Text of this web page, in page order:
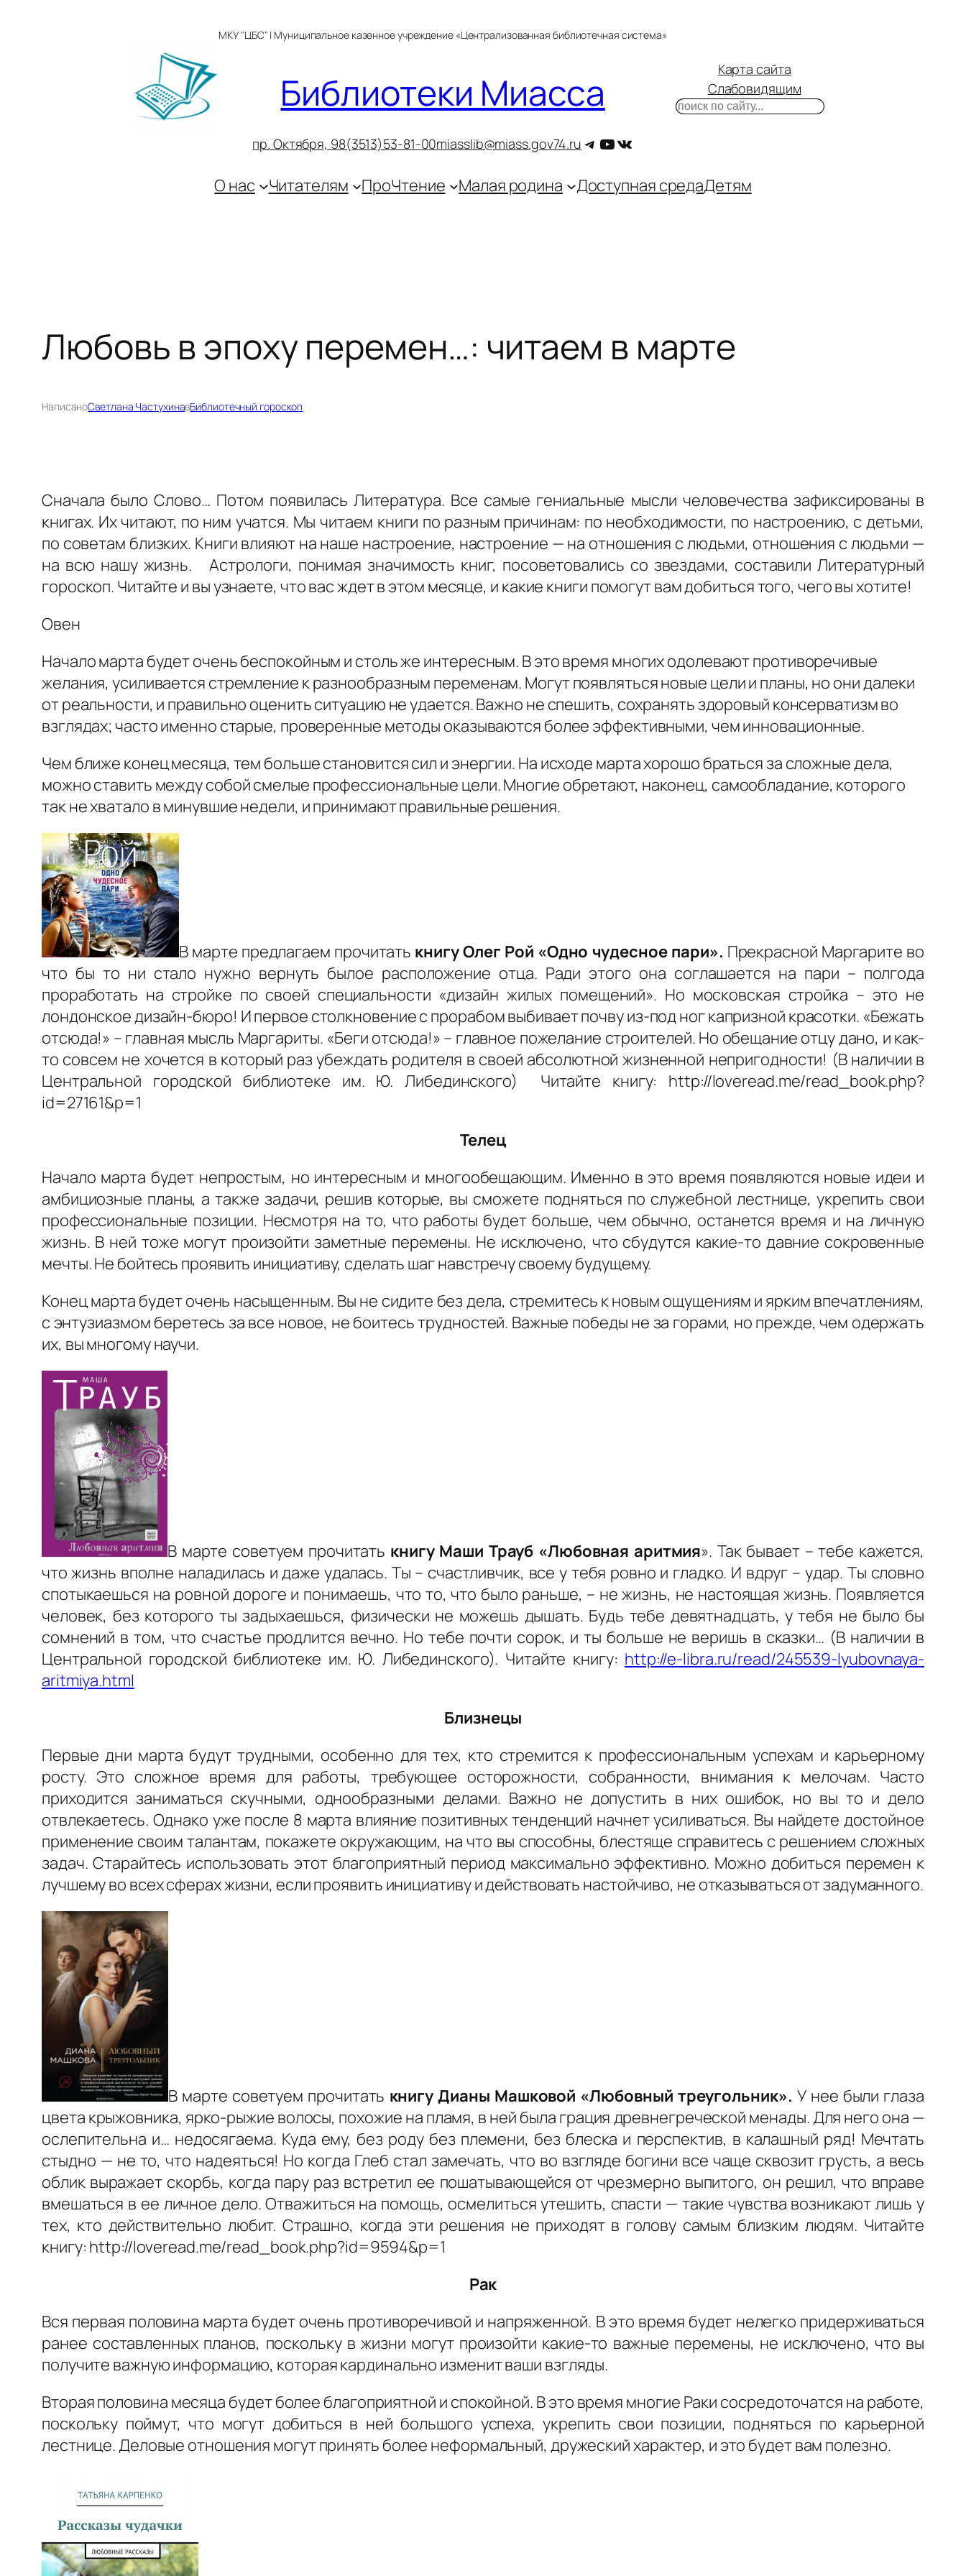
МКУ "ЦБС" | Муниципальное казенное учреждение «Централизованная библиотечная система»
Библиотеки Миасса
пр. Октября, 98(3513)53-81-00miasslib@miass.gov74.ru Telegram
YouTube
ВКонтакте
Карта сайта
Слабовидящим
Поиск
О нас Читателям ПроЧтение Малая родина Доступная средаДетям
Любовь в эпоху перемен…: читаем в марте
НаписаноСветлана ЧастухинавБиблиотечный гороскоп
Сначала было Слово… Потом появилась Литература. Все самые гениальные мысли человечества зафиксированы в
книгах. Их читают, по ним учатся. Мы читаем книги по разным причинам: по необходимости, по настроению, с детьми,
по советам близких. Книги влияют на наше настроение, настроение — на отношения с людьми, отношения с людьми —
на всю нашу жизнь. Астрологи, понимая значимость книг, посоветовались со звездами, составили Литературный
гороскоп. Читайте и вы узнаете, что вас ждет в этом месяце, и какие книги помогут вам добиться того, чего вы хотите!
Овен
Начало марта будет очень беспокойным и столь же интересным. В это время многих одолевают противоречивые
желания, усиливается стремление к разнообразным переменам. Могут появляться новые цели и планы, но они далеки
от реальности, и правильно оценить ситуацию не удается. Важно не спешить, сохранять здоровый консерватизм во
взглядах; часто именно старые, проверенные методы оказываются более эффективными, чем инновационные.
Чем ближе конец месяца, тем больше становится сил и энергии. На исходе марта хорошо браться за сложные дела,
можно ставить между собой смелые профессиональные цели. Многие обретают, наконец, самообладание, которого
так не хватало в минувшие недели, и принимают правильные решения.
В марте предлагаем прочитать книгу Олег Рой «Одно чудесное пари». Прекрасной Маргарите во
что бы то ни стало нужно вернуть былое расположение отца. Ради этого она соглашается на пари – полгода
проработать на стройке по своей специальности «дизайн жилых помещений». Но московская стройка – это не
лондонское дизайн-бюро! И первое столкновение с прорабом выбивает почву из-под ног капризной красотки. «Бежать
отсюда!» – главная мысль Маргариты. «Беги отсюда!» – главное пожелание строителей. Но обещание отцу дано, и как-
то совсем не хочется в который раз убеждать родителя в своей абсолютной жизненной непригодности! (В наличии в
Центральной городской библиотеке им. Ю. Либединского) Читайте книгу: http://loveread.me/read_book.php?
id=27161&p=1
Телец
Начало марта будет непростым, но интересным и многообещающим. Именно в это время появляются новые идеи и
амбициозные планы, а также задачи, решив которые, вы сможете подняться по служебной лестнице, укрепить свои
профессиональные позиции. Несмотря на то, что работы будет больше, чем обычно, останется время и на личную
жизнь. В ней тоже могут произойти заметные перемены. Не исключено, что сбудутся какие-то давние сокровенные
мечты. Не бойтесь проявить инициативу, сделать шаг навстречу своему будущему.
Конец марта будет очень насыщенным. Вы не сидите без дела, стремитесь к новым ощущениям и ярким впечатлениям,
с энтузиазмом беретесь за все новое, не боитесь трудностей. Важные победы не за горами, но прежде, чем одержать
их, вы многому научи.
В марте советуем прочитать книгу Маши Трауб «Любовная аритмия». Так бывает – тебе кажется,
что жизнь вполне наладилась и даже удалась. Ты – счастливчик, все у тебя ровно и гладко. И вдруг – удар. Ты словно
спотыкаешься на ровной дороге и понимаешь, что то, что было раньше, – не жизнь, не настоящая жизнь. Появляется
человек, без которого ты задыхаешься, физически не можешь дышать. Будь тебе девятнадцать, у тебя не было бы
сомнений в том, что счастье продлится вечно. Но тебе почти сорок, и ты больше не веришь в сказки… (В наличии в
Центральной городской библиотеке им. Ю. Либединского). Читайте книгу: http://e-libra.ru/read/245539-lyubovnaya-
aritmiya.html
Близнецы
Первые дни марта будут трудными, особенно для тех, кто стремится к профессиональным успехам и карьерному
росту. Это сложное время для работы, требующее осторожности, собранности, внимания к мелочам. Часто
приходится заниматься скучными, однообразными делами. Важно не допустить в них ошибок, но вы то и дело
отвлекаетесь. Однако уже после 8 марта влияние позитивных тенденций начнет усиливаться. Вы найдете достойное
применение своим талантам, покажете окружающим, на что вы способны, блестяще справитесь с решением сложных
задач. Старайтесь использовать этот благоприятный период максимально эффективно. Можно добиться перемен к
лучшему во всех сферах жизни, если проявить инициативу и действовать настойчиво, не отказываться от задуманного.
В марте советуем прочитать книгу Дианы Машковой «Любовный треугольник». У нее были глаза
цвета крыжовника, ярко-рыжие волосы, похожие на пламя, в ней была грация древнегреческой менады. Для него она —
ослепительна и… недосягаема. Куда ему, без роду без племени, без блеска и перспектив, в калашный ряд! Мечтать
стыдно — не то, что надеяться! Но когда Глеб стал замечать, что во взгляде богини все чаще сквозит грусть, а весь
облик выражает скорбь, когда пару раз встретил ее пошатывающейся от чрезмерно выпитого, он решил, что вправе
вмешаться в ее личное дело. Отважиться на помощь, осмелиться утешить, спасти — такие чувства возникают лишь у
тех, кто действительно любит. Страшно, когда эти решения не приходят в голову самым близким людям. Читайте
книгу: http://loveread.me/read_book.php?id=9594&p=1
Рак
Вся первая половина марта будет очень противоречивой и напряженной. В это время будет нелегко придерживаться
ранее составленных планов, поскольку в жизни могут произойти какие-то важные перемены, не исключено, что вы
получите важную информацию, которая кардинально изменит ваши взгляды.
Вторая половина месяца будет более благоприятной и спокойной. В это время многие Раки сосредоточатся на работе,
поскольку поймут, что могут добиться в ней большого успеха, укрепить свои позиции, подняться по карьерной
лестнице. Деловые отношения могут принять более неформальный, дружеский характер, и это будет вам полезно.